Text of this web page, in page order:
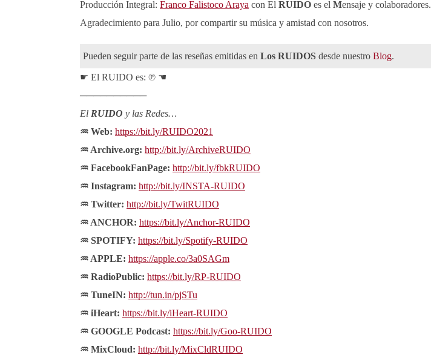
Producción Integral: Franco Falistoco Araya con El RUIDO es el Mensaje y colaboradores.
Agradecimiento para Julio, por compartir su música y amistad con nosotros.
Pueden seguir parte de las reseñas emitidas en Los RUIDOS desde nuestro Blog.
☛ El RUIDO es: ℗ ☚
──────────
El RUIDO y las Redes…
♒ Web: https://bit.ly/RUIDO2021
♒ Archive.org: http://bit.ly/ArchiveRUIDO
♒ FacebookFanPage: http://bit.ly/fbkRUIDO
♒ Instagram: http://bit.ly/INSTA-RUIDO
♒ Twitter: http://bit.ly/TwitRUIDO
♒ ANCHOR: https://bit.ly/Anchor-RUIDO
♒ SPOTIFY: https://bit.ly/Spotify-RUIDO
♒ APPLE: https://apple.co/3a0SAGm
♒ RadioPublic: https://bit.ly/RP-RUIDO
♒ TuneIN: http://tun.in/pjSTu
♒ iHeart: https://bit.ly/iHeart-RUIDO
♒ GOOGLE Podcast: https://bit.ly/Goo-RUIDO
♒ MixCloud: http://bit.ly/MixCldRUIDO